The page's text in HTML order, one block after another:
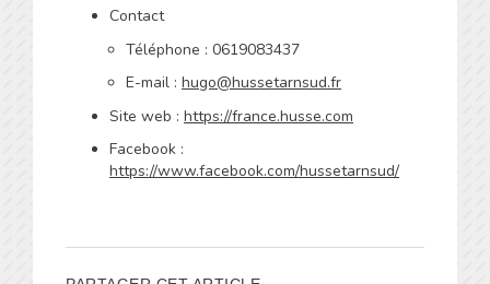
Contact
Téléphone : 0619083437
E-mail : hugo@hussetarnsud.fr
Site web : https://france.husse.com
Facebook :
https://www.facebook.com/hussetarnsud/